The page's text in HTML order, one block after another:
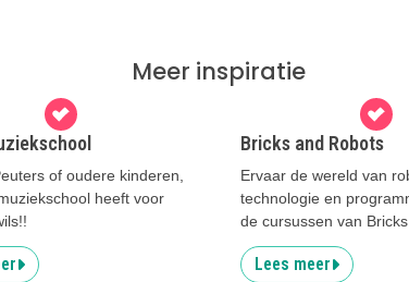
Meer inspiratie
of oudere kinderen,
heeft voor
Bricks and Robots
Ervaar de wereld van
technologie en
de cursussen van
Lees meer